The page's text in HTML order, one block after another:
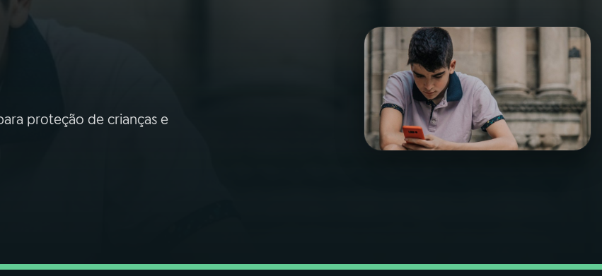
proteção de crianças e